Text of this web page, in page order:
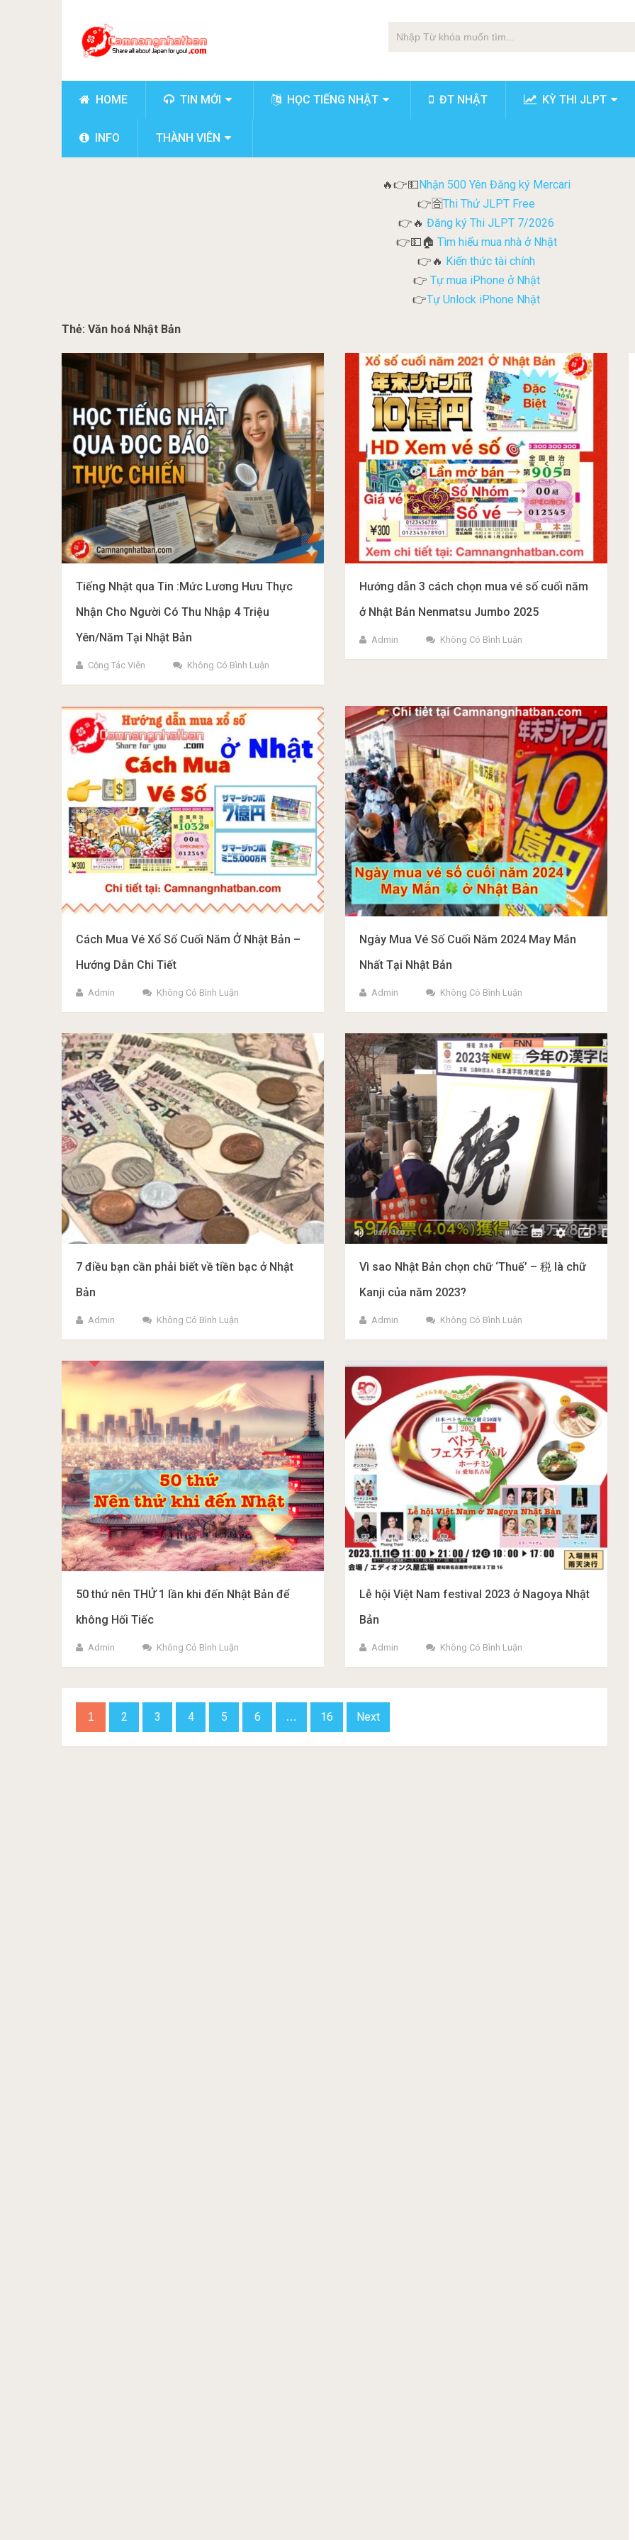
HOME TIN MỚI HỌC TIẾNG NHẬT ĐT NHẬT KỲ THI JLPT
INFO THÀNH VIÊN
🔥👉💵Nhận 500 Yên Đăng ký Mercari
👉🈴Thi Thử JLPT Free
👉🔥 Đăng ký Thi JLPT 7/2026
👉💵🏠 Tìm hiểu mua nhà ở Nhật
👉🔥 Kiến thức tài chính
👉 Tự mua iPhone ở Nhật
👉Tự Unlock iPhone Nhật
Thẻ: Văn hoá Nhật Bản
Tiếng Nhật qua Tin :Mức Lương Hưu Thực
Nhận Cho Người Có Thu Nhập 4 Triệu
Yên/Năm Tại Nhật Bản
Cộng Tác Viên Không Có Bình Luận
Hướng dẫn 3 cách chọn mua vé số cuối năm
ở Nhật Bản Nenmatsu Jumbo 2025
Admin Không Có Bình Luận
Cách Mua Vé Xổ Số Cuối Năm Ở Nhật Bản –
Hướng Dẫn Chi Tiết
Admin Không Có Bình Luận
Ngày Mua Vé Số Cuối Năm 2024 May Mắn
Nhất Tại Nhật Bản
Admin Không Có Bình Luận
7 điều bạn cần phải biết về tiền bạc ở Nhật
Bản
Admin Không Có Bình Luận
Vì sao Nhật Bản chọn chữ ‘Thuế’ – 税 là chữ
Kanji của năm 2023?
Admin Không Có Bình Luận
50 thứ nên THỬ 1 lần khi đến Nhật Bản để
không Hối Tiếc
Admin Không Có Bình Luận
Lễ hội Việt Nam festival 2023 ở Nagoya Nhật
Bản
Admin Không Có Bình Luận
Phân
trang
bài
viết
1 2 3 4 5 6 … 16 Next